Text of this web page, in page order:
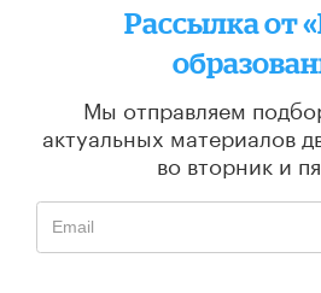
Рассылка от
Мы отправляем
актуальных материалов
во вторник и